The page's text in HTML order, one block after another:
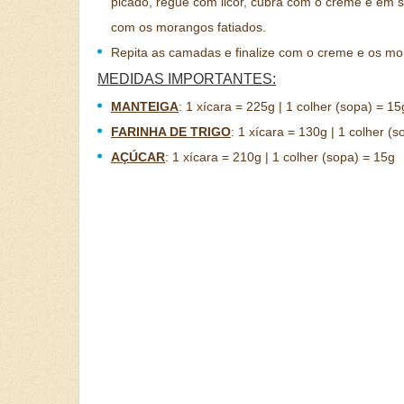
com os morangos fatiados.
Repita as camadas e finalize com o creme e os
MEDIDAS IMPORTANTES:
MANTEIGA: 1 xícara = 225g | 1 colher (sopa) =
FARINHA DE TRIGO: 1 xícara = 130g | 1 colher
AÇÚCAR: 1 xícara = 210g | 1 colher (sopa) = 15g